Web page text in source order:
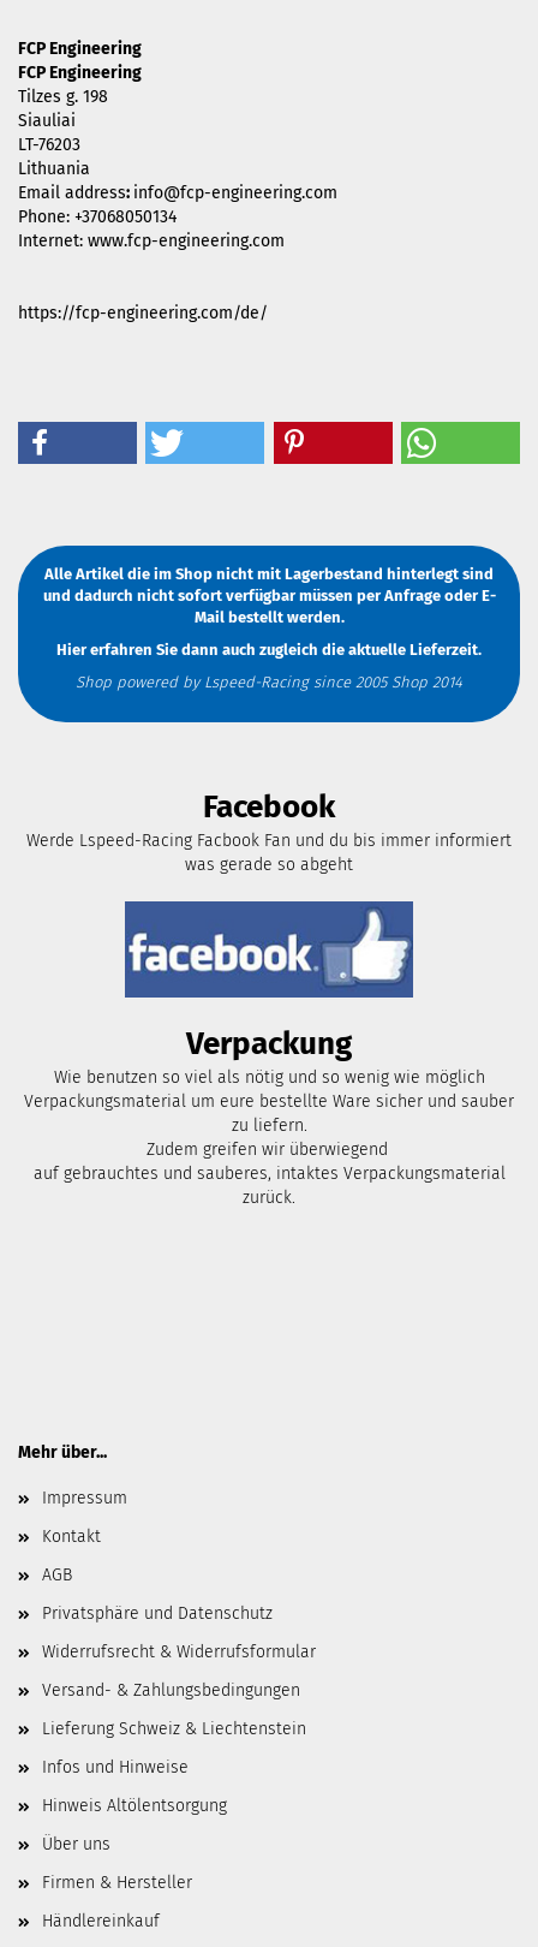
FCP Engineering
FCP Engineering
Tilzes g. 198
Siauliai
LT-76203
Lithuania
Email address: info@fcp-engineering.com
Phone: +37068050134
Internet: www.fcp-engineering.com
https://fcp-engineering.com/de/
Alle Artikel die im Shop nicht mit Lagerbestand hinterlegt sind
und dadurch nicht sofort verfügbar müssen per AnfrageoderE-
Mailbestellt werden.
Hier erfahren Sie dann auch zugleich die aktuelle Lieferzeit.
Shop powered by Lspeed-Racing since 2005 Shop 2014
Facebook
Werde Lspeed-Racing Facbook Fan und du bis immer informiert
was gerade so abgeht
Verpackung
Wie benutzen so viel als nötig und so wenig wie möglich
Verpackungsmaterial um eure bestellte Ware sicher und sauber
zu liefern.
Zudem greifen wir überwiegend
auf gebrauchtes und sauberes, intaktes Verpackungsmaterial
zurück.
Mehr über...
Impressum
Kontakt
AGB
Privatsphäre und Datenschutz
Widerrufsrecht & Widerrufsformular
Versand- & Zahlungsbedingungen
Lieferung Schweiz & Liechtenstein
Infos und Hinweise
Hinweis Altölentsorgung
Über uns
Firmen & Hersteller
Händlereinkauf